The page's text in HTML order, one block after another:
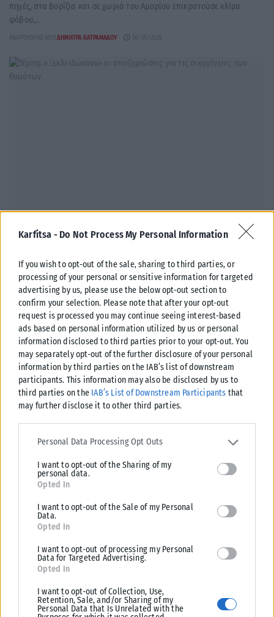
Karfitsa - Do Not Process My Personal Information
If you wish to opt-out of the sale, sharing to third parties, or
processing of your personal or sensitive information for targeted
advertising by us, please use the below opt-out section to
confirm your selection. Please note that after your opt-out
request is processed you may continue seeing interest-based
ads based on personal information utilized by us or personal
information disclosed to third parties prior to your opt-out. You
may separately opt-out of the further disclosure of your personal
information by third parties on the IAB’s list of downstream
participants. This information may also be disclosed by us to
third parties on the IAB’s List of Downstream Participants that
may further disclose it to other third parties.
Please note that this website/app uses one or more Google
services and may gather and store information including but not
deny consent to Google and its third-party tags to use your data
for below specified purposes in below Google consent section.
Personal Data Processing Opt Outs
I want to opt-out of the Sharing of my
personal data.
Opted In
I want to opt-out of the Sale of my Personal
Data.
Opted In
I want to opt-out of processing my Personal
Data for Targeted Advertising.
Opted In
I want to opt-out of Collection, Use,
Retention, Sale, and/or Sharing of my
Personal Data that Is Unrelated with the
πηγές, στα Βορίζια και σε χωριά του Αμαρίου επικρατούσε κλίμα
φόβου,...
ΑΝΑΡΤΉΘΗΚΕ ΑΠΌ ΔΉΜΗΤΡΑ ΚΑΤΡΑΜΆΔΟΥ
μετακινήσεις σε Μετρό, λεωφορεία και τρένα
Ένα ευρύ σχέδιο παρεμβάσεων με στόχο τη βελτίωση της
προσβασιμότητας στα Μέσα Μαζικής Μεταφοράς παρουσίασε ο
αναπληρωτής υπουργός Υποδομών και...
ΑΝΑΡΤΉΘΗΚΕ ΑΠΌ ΔΉΜΗΤΡΑ ΚΑΤΡΑΜΆΔΟΥ 04/05/2026